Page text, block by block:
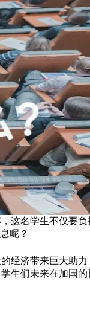
这名学生不仅要
呢？
经济带来巨大助
生们未来在加国